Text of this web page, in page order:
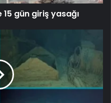
gün giriş yasağı